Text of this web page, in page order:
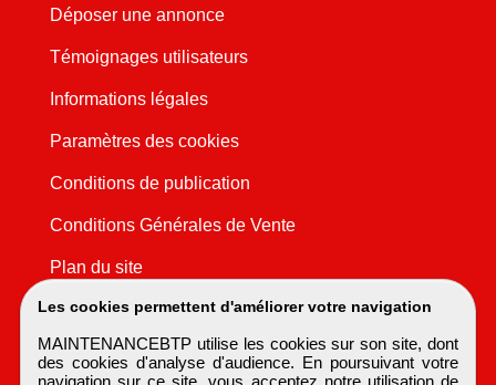
Les cookies permettent d'améliorer votre navigation
MAINTENANCEBTP utilise les cookies sur son site, dont
des cookies d'analyse d'audience. En poursuivant votre
navigation sur ce site, vous acceptez notre utilisation de
Déposer une annonce
Témoignages utilisateurs
Informations légales
Paramètres des cookies
Conditions de publication
Conditions Générales de Vente
Plan du site